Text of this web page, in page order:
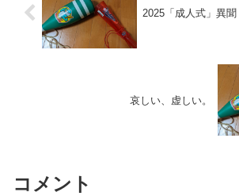
2025「成人式」異聞
哀しい、虚しい。
コメント